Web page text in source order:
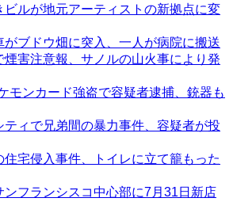
ビルが地元アーティストの新拠点に変
がブドウ畑に突入、一人が病院に搬送
煙害注意報、サノルの山火事により発
モンカード強盗で容疑者逮捕、銃器も
ティで兄弟間の暴力事件、容疑者が投
住宅侵入事件、トイレに立て籠もった
ンフランシスコ中心部に7月31日新店